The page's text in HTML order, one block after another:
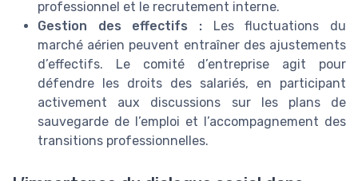
professionnel et le recrutement interne.
Gestion des effectifs : Les fluctuations du
marché aérien peuvent entraîner des ajustements
d’effectifs. Le comité d’entreprise agit pour
défendre les droits des salariés, en participant
activement aux discussions sur les plans de
sauvegarde de l’emploi et l’accompagnement des
transitions professionnelles.